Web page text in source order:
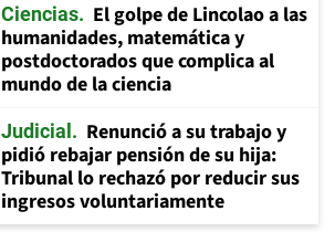
Ciencias
El golpe de Lincolao a las
humanidades, matemática y
postdoctorados que complica al
mundo de la ciencia
Judicial
Renunció a su trabajo y
pidió rebajar pensión de su hija:
Tribunal lo rechazó por reducir sus
ingresos voluntariamente